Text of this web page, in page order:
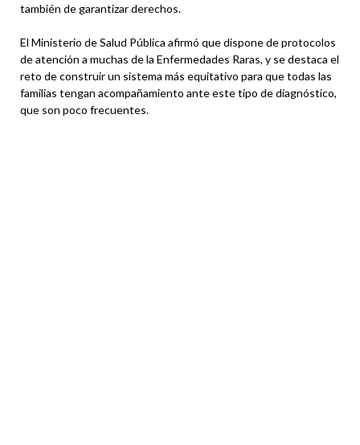
también de garantizar derechos.
El Ministerio de Salud Pública afirmó que dispone de protocolos
de atención a muchas de la Enfermedades Raras, y se destaca el
reto de construir un sistema más equitativo para que todas las
familias tengan acompañamiento ante este tipo de diagnóstico,
que son poco frecuentes.